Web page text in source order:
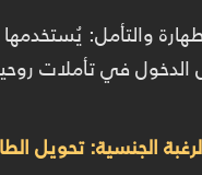
في تأملات